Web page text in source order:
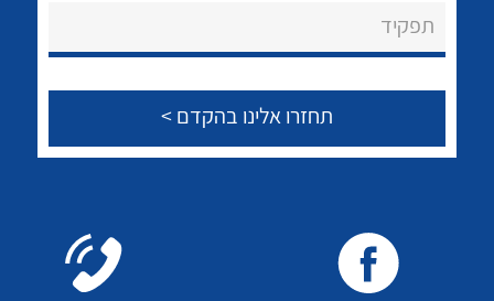
צור קשר
תפקיד